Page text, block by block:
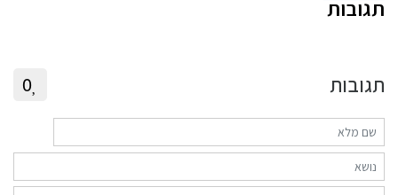
תגובות
תגובות 0